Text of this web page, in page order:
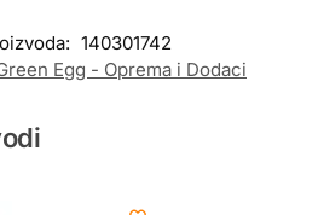
140301742
Egg - Oprema i Dodaci